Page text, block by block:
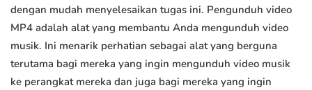
dengan mudah menyelesaikan tugas ini. Pengunduh video
MP4 adalah alat yang membantu Anda mengunduh video
musik. Ini menarik perhatian sebagai alat yang berguna
terutama bagi mereka yang ingin mengunduh video musik
ke perangkat mereka dan juga bagi mereka yang ingin